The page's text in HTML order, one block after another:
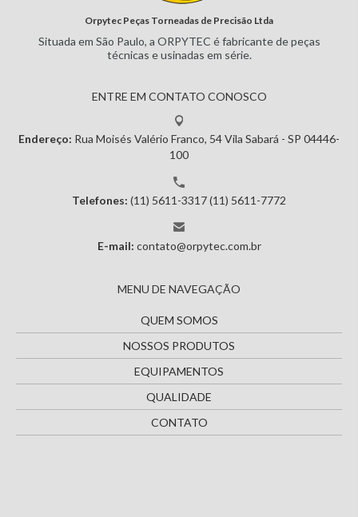
Orpytec Peças Torneadas de Precisão Ltda
Situada em São Paulo, a ORPYTEC é fabricante de peças
técnicas eusinadas em série.
ENTRE EM CONTATO CONOSCO
Endereço: Rua Moisés Valério Franco, 54Vila Sabará - SP 04446-
100
Telefones: (11) 5611-3317(11) 5611-7772
E-mail: contato@orpytec.com.br
MENU DE NAVEGAÇÃO
QUEM SOMOS
NOSSOS PRODUTOS
EQUIPAMENTOS
QUALIDADE
CONTATO